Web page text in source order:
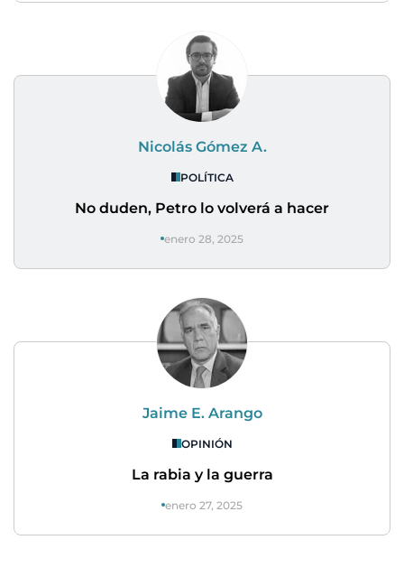
Nicolás Gómez A.
POLÍTICA
No duden, Petro lo volverá a hacer
enero 28, 2025
Jaime E. Arango
OPINIÓN
La rabia y la guerra
enero 27, 2025